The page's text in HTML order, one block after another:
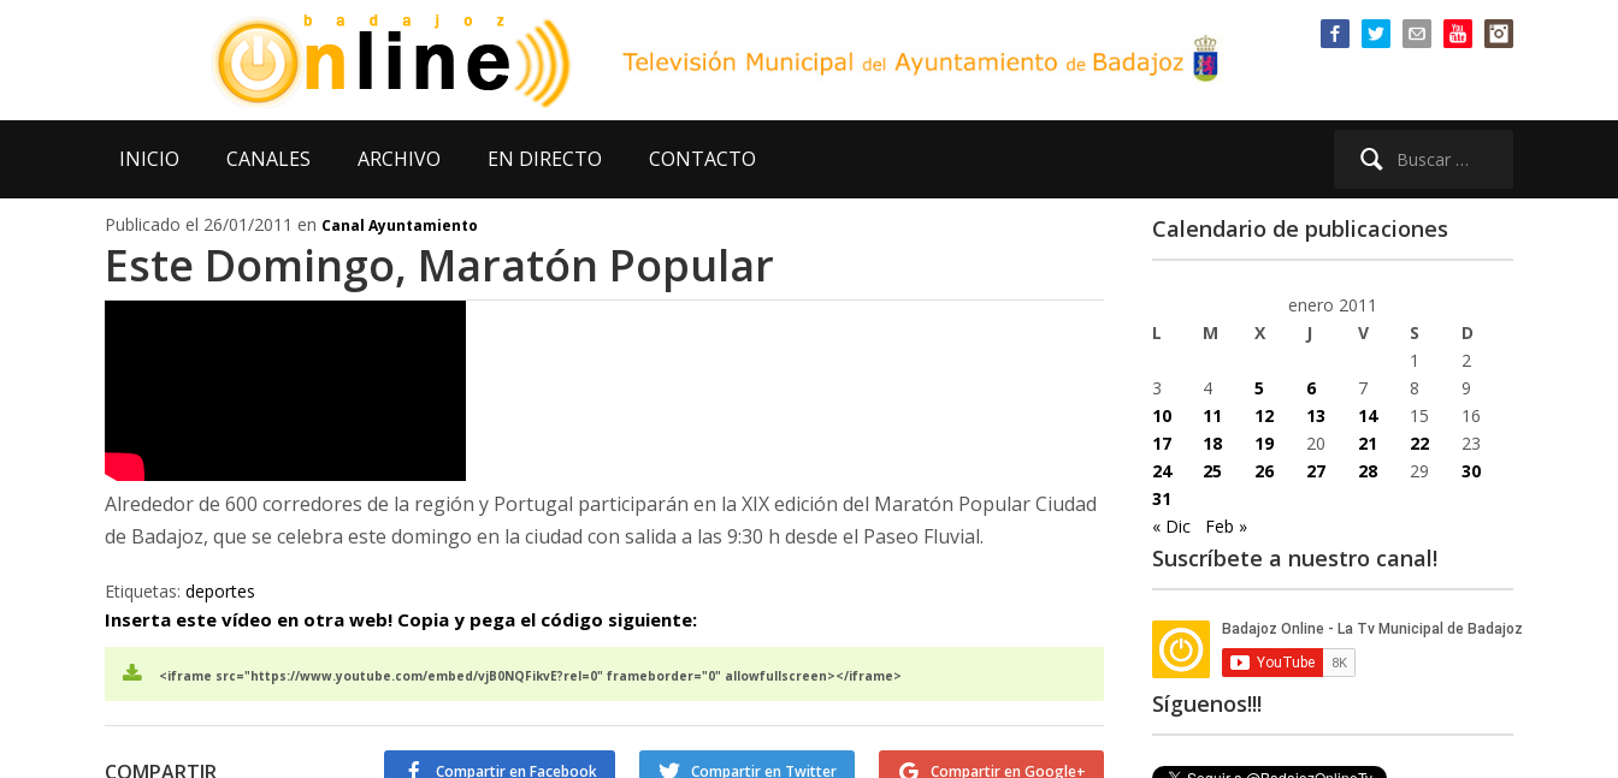
Buscar:
INICIO CANALES ARCHIVO EN DIRECTO CONTACTO
Publicado el 26/01/2011 en Canal Ayuntamiento
Este Domingo, Maratón Popular
Alrededor de 600 corredores de la región y Portugal participarán en la XIX edición del Maratón Popular Ciudad
de Badajoz, que se celebra este domingo en la ciudad con salida a las 9:30 h desde el Paseo Fluvial.
Etiquetas: deportes
Inserta este vídeo en otra web! Copia y pega el código siguiente:
<iframe src="https://www.youtube.com/embed/vjB0NQFikvE?rel=0" frameborder="0" allowfullscreen></iframe>
COMPARTIR Compartir en Google+
Compartir en Twitter
Compartir en Facebook
Calendario de publicaciones
enero 2011
L
M X J V S
D
1
2
3
4 5 6 7 8
9
10
11 12 13 14 15
16
17
18 19 20 21 22
23
24
25 26 27 28 29
30
31
« Dic
Feb »
Suscríbete a nuestro canal!
Síguenos!!!